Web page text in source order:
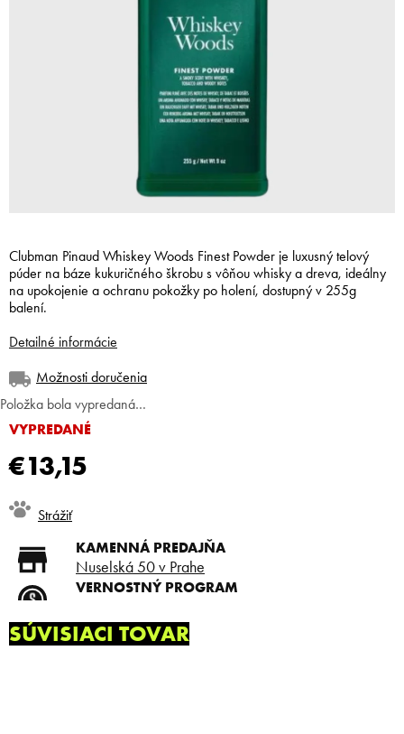
€13,15
Jednotková
cena:
VYPREDANÉ
Možnosti doručenia
Položka bola vypredaná…
Clubman Pinaud Whiskey Woods Finest Powder je luxusný telový
púder na báze kukuričného škrobu s vôňou whisky a dreva, ideálny
na upokojenie a ochranu pokožky po holení, dostupný v 255g
balení.
Detailné informácie
Strážiť
KAMENNÁ PREDAJŇA
Nuselská 50 v Prahe
VERNOSTNÝ PROGRAM
DOPRAVA ZADARMO
Doprava zadarmo od 80 €
SÚVISIACI TOVAR